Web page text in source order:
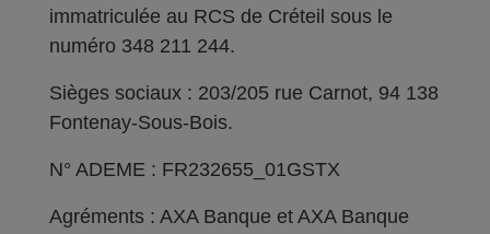
immatriculée au RCS de Créteil sous le
numéro 348 211 244.
Sièges sociaux : 203/205 rue Carnot, 94 138
Fontenay-Sous-Bois.
N° ADEME : FR232655_01GSTX
Agréments : AXA Banque et AXA Banque